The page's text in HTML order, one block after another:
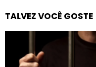
TALVEZ VOCÊ GOSTE